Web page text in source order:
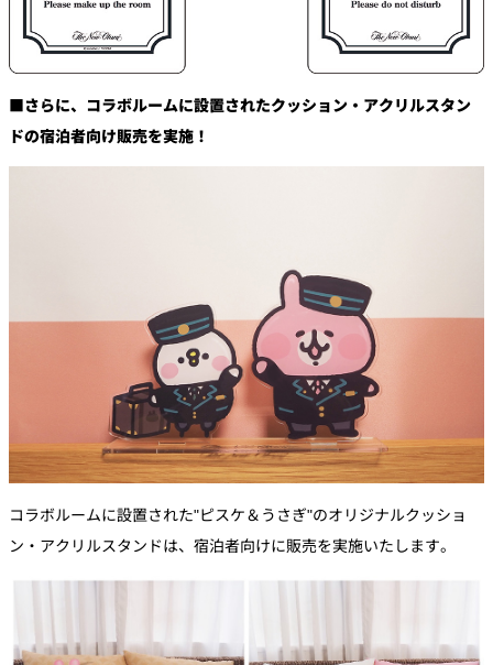
■さらに、コラボルームに設置されたクッション・アクリルスタン
ドの宿泊者向け販売を実施！
コラボルームに設置された"ピスケ＆うさぎ"のオリジナルクッショ
ン・アクリルスタンドは、宿泊者向けに販売を実施いたします。